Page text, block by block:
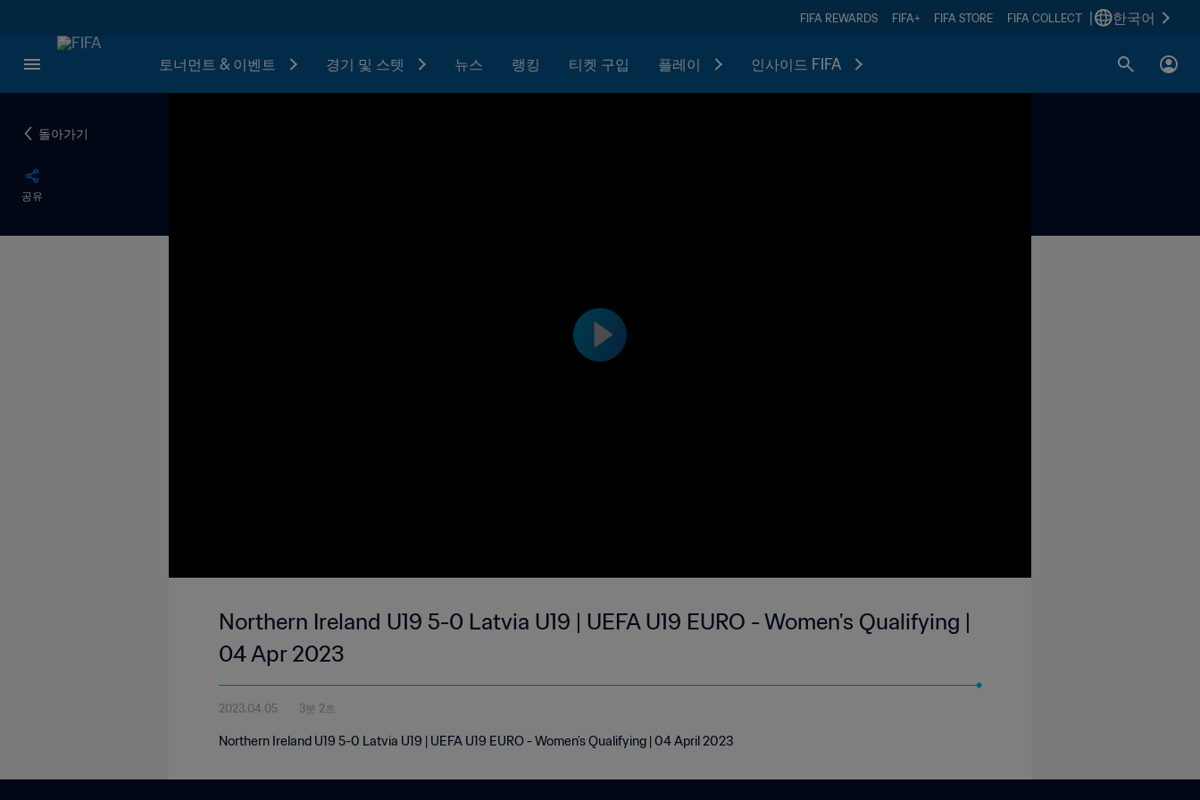
FIFA REWARDS FIFA+ FIFA STORE FIFA COLLECT 한국어
토너먼트 & 이벤트 경기 및 스텟 뉴스 랭킹 티켓 구입 플레이 인사이드 FIFA
돌아가기
공유
Northern Ireland U19 5-0 Latvia U19 | UEFA U19 EURO - Women's Qualifying |
04 Apr 2023
2023.04.05 3분 2초
Northern Ireland U19 5-0 Latvia U19 | UEFA U19 EURO - Women's Qualifying | 04 April 2023